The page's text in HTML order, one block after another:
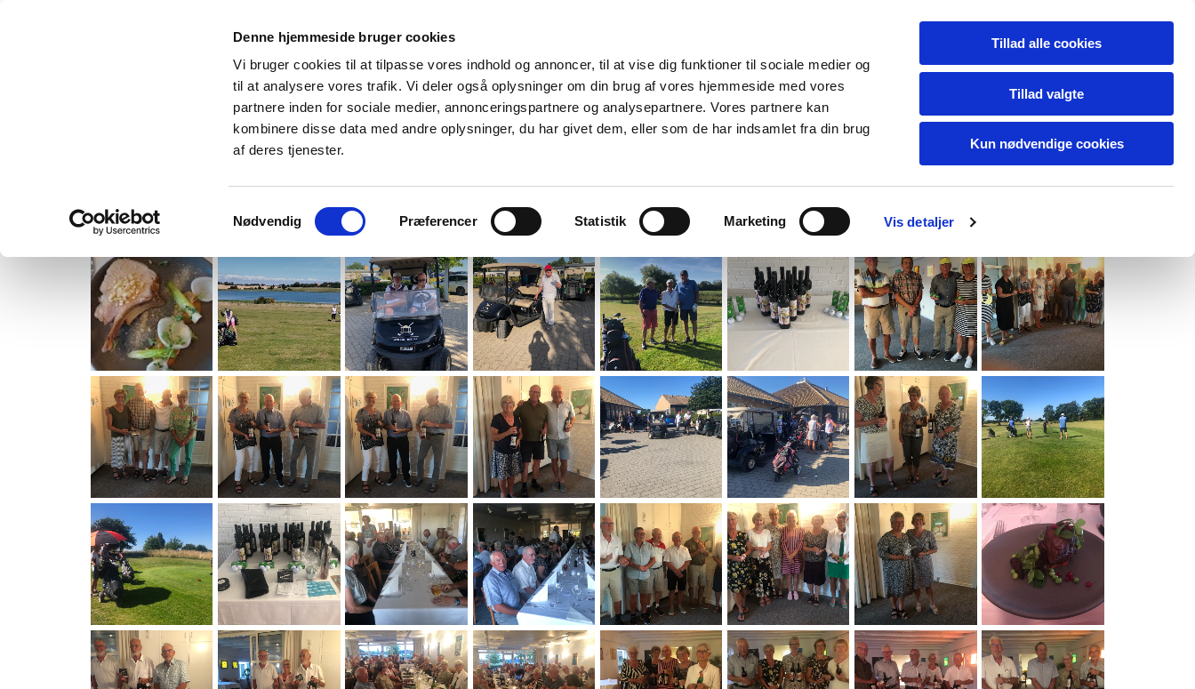
Denne hjemmeside bruger cookies
Vi bruger cookies til at tilpasse vores indhold og annoncer, til at vise dig funktioner til sociale medier og
til at analysere vores trafik. Vi deler også oplysninger om din brug af vores hjemmeside med vores
partnere inden for sociale medier, annonceringspartnere og analysepartnere. Vores partnere kan
kombinere disse data med andre oplysninger, du har givet dem, eller som de har indsamlet fra din brug
af deres tjenester.
Nødvendig Præferencer Statistik Marketing Vis detaljer
Tillad alle cookies
Tillad valgte
Kun nødvendige cookies
Turneringer 60+ Turneringsplan Golfspil i 60+ 60+ Golfture Medlemmer Vejret